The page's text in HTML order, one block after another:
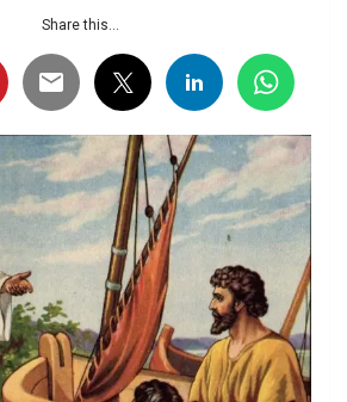
Share this...